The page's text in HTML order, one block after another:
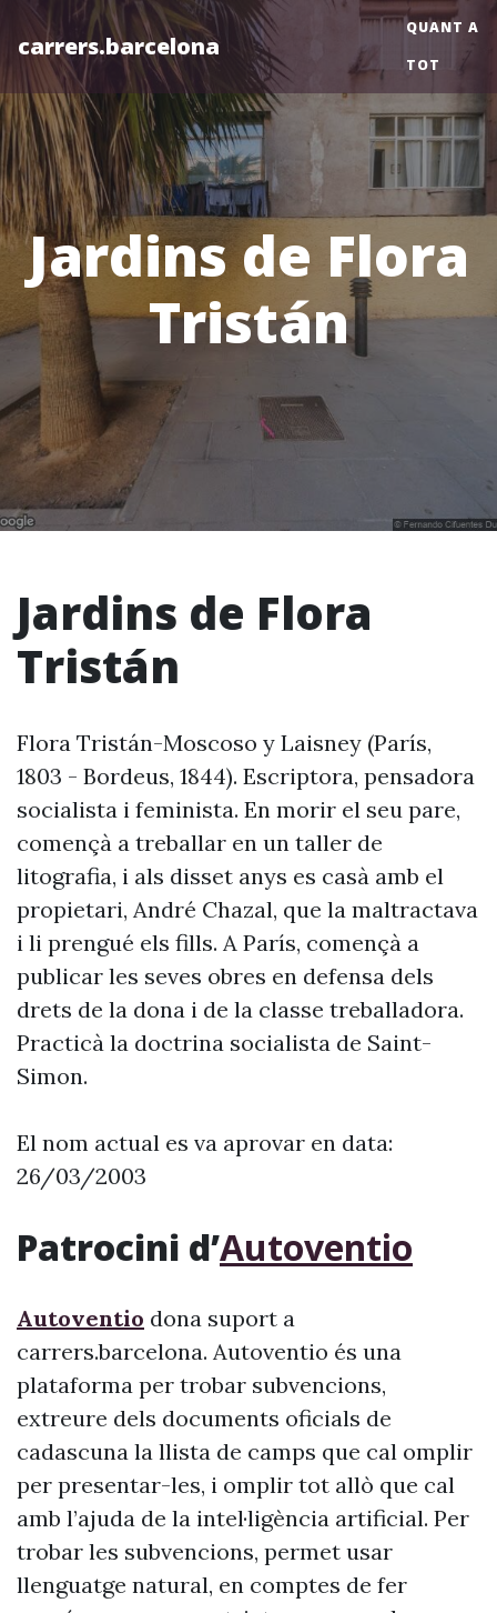
carrers.barcelona
QUANT A
TOT
Jardins de Flora
Tristán
Jardins de Flora
Tristán
Flora Tristán-Moscoso y Laisney (París,
1803 - Bordeus, 1844). Escriptora, pensadora
socialista i feminista. En morir el seu pare,
començà a treballar en un taller de
litografia, i als disset anys es casà amb el
propietari, André Chazal, que la maltractava
i li prengué els fills. A París, començà a
publicar les seves obres en defensa dels
drets de la dona i de la classe treballadora.
Practicà la doctrina socialista de Saint-
Simon.
El nom actual es va aprovar en data:
26/03/2003
Patrocini d’Autoventio
Autoventio dona suport a
carrers.barcelona. Autoventio és una
plataforma per trobar subvencions,
extreure dels documents oficials de
cadascuna la llista de camps que cal omplir
per presentar-les, i omplir tot allò que cal
amb l’ajuda de la intel·ligència artificial. Per
trobar les subvencions, permet usar
llenguatge natural, en comptes de fer